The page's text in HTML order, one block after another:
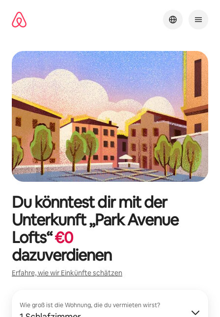
Inhalten
springen
Du könntest dir mit der
Unterkunft „Park Avenue
Lofts“€0
dazuverdienen
Erfahre, wie wir Einkünfte schätzen
Wie groß ist die Wohnung, die du vermieten wirst?